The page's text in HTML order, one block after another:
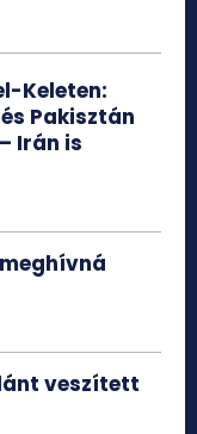
Keleten:
Pakisztán
Irán is
veszített